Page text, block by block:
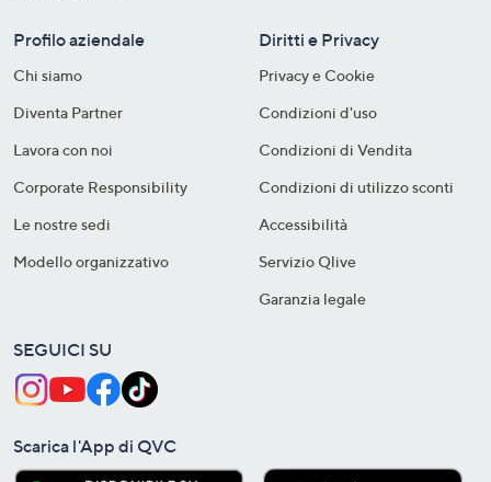
Profilo aziendale
Chi siamo
Diventa Partner
Lavora con noi
Corporate Responsibility
Le nostre sedi
Modello organizzativo
Diritti e Privacy
Privacy e Cookie
Condizioni d'uso
Condizioni di Vendita
Condizioni di utilizzo sconti
Accessibilità
Servizio Qlive
Garanzia legale
SEGUICI SU
Scarica l'App di QVC